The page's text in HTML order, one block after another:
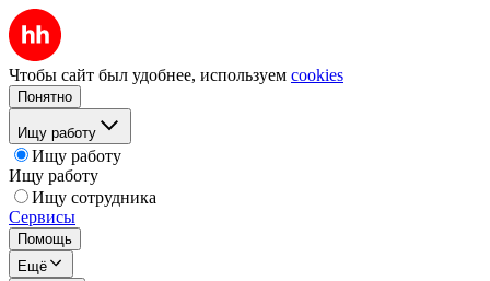
Чтобы сайт был удобнее, используем cookies
Понятно
Ищу работу
Ищу работу
Ищу работу
Ищу сотрудника
Сервисы
Помощь
Ещё